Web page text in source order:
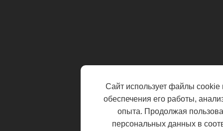
Сайт использует файлы cookie
обеспечения его работы,
опыта. Продолжая
персональных данных в